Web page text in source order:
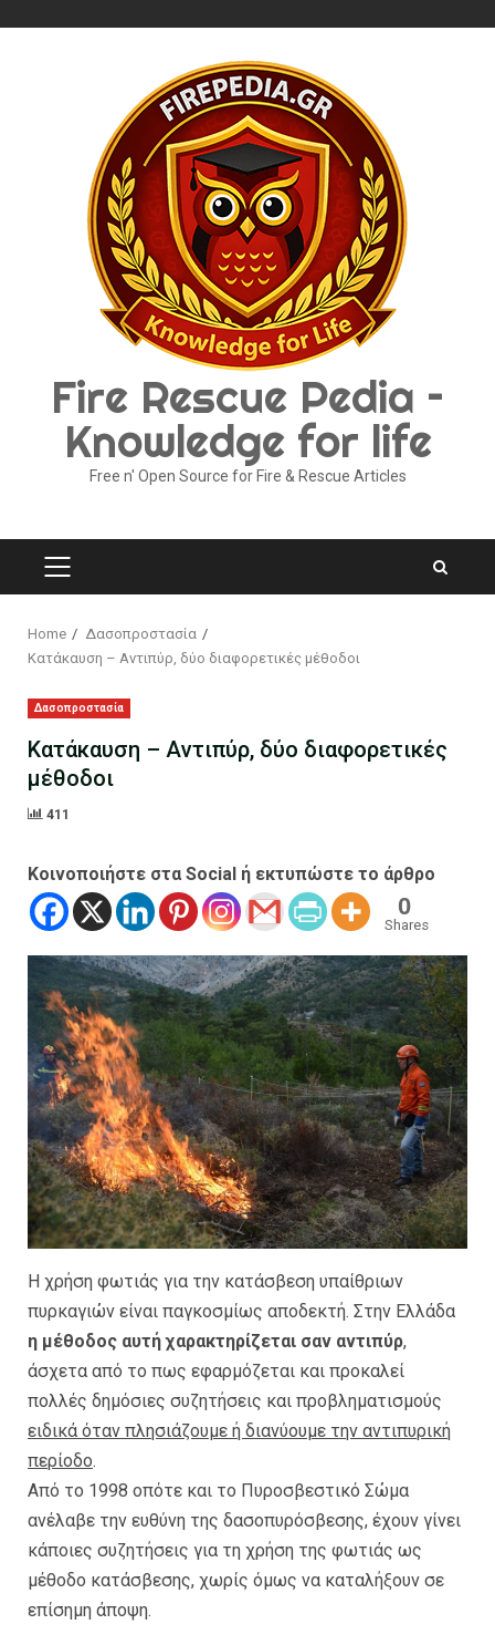
Fire Rescue Pedia –
Knowledge for life
Free n' Open Source for Fire & Rescue Articles
PRIMARY
Home
Δασοπροστασία
Κατάκαυση – Αντιπύρ, δύο διαφορετικές μέθοδοι
Δασοπροστασία
Κατάκαυση – Αντιπύρ, δύο διαφορετικές
μέθοδοι
411
Κοινοποιήστε στα Social ή εκτυπώστε το άρθρο
0
Shares
Η χρήση φωτιάς για την κατάσβεση υπαίθριων
πυρκαγιών είναι παγκοσμίως αποδεκτή. Στην Ελλάδα
η μέθοδος αυτή χαρακτηρίζεται σαν αντιπύρ,
άσχετα από το πως εφαρμόζεται και προκαλεί
πολλές δημόσιες συζητήσεις και προβληματισμούς
ειδικά όταν πλησιάζουμε ή διανύουμε την αντιπυρική
περίοδο.
Από το 1998 οπότε και το Πυροσβεστικό Σώμα
ανέλαβε την ευθύνη της δασοπυρόσβεσης, έχουν γίνει
κάποιες συζητήσεις για τη χρήση της φωτιάς ως
μέθοδο κατάσβεσης, χωρίς όμως να καταλήξουν σε
επίσημη άποψη.